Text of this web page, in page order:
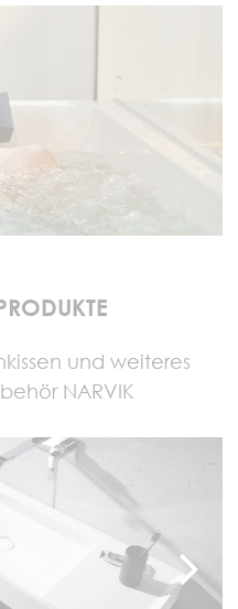
und weiteres
NARVIK